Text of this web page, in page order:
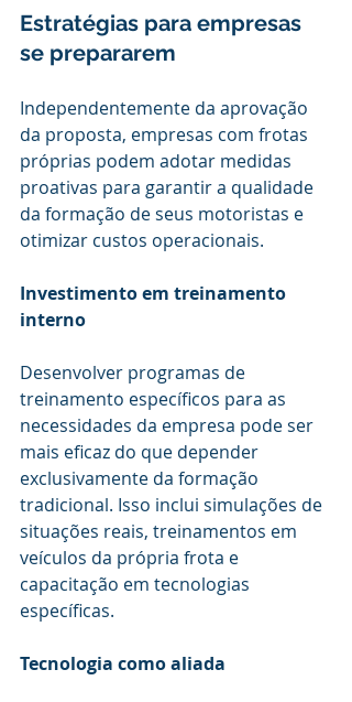
Estratégias para empresas
se prepararem
Independentemente da aprovação
da proposta, empresas com frotas
próprias podem adotar medidas
proativas para garantir a qualidade
da formação de seus motoristas e
otimizar custos operacionais.
Investimento em treinamento
interno
Desenvolver programas de
treinamento específicos para as
necessidades da empresa pode ser
mais eficaz do que depender
exclusivamente da formação
tradicional. Isso inclui simulações de
situações reais, treinamentos em
veículos da própria frota e
capacitação em tecnologias
específicas.
Tecnologia como aliada